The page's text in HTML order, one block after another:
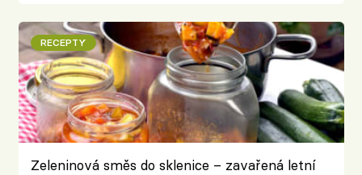
RECEPTY
Zeleninová směs do sklenice – zavařená letní